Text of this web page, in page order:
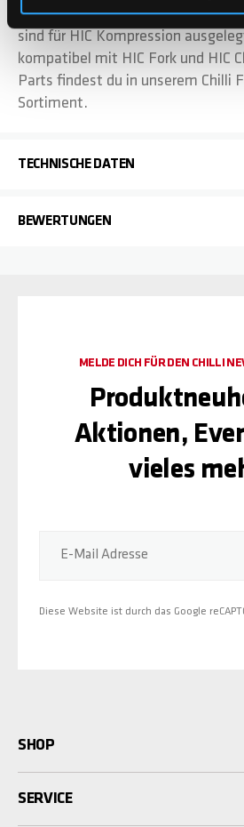
ACHTUNG: HIC T-Bars (am
sind für HIC Kompression
kompatibel mit HIC Fork und HIC
Parts findest du in unserem Chilli
Sortiment.
TECHNISCHE DATEN
BEWERTUNGEN
E-Mail Adresse
Diese Website ist durch das Google
MELDE DICH FÜR DEN CHILLI
Aktionen,
vieles
SHOP
SERVICE